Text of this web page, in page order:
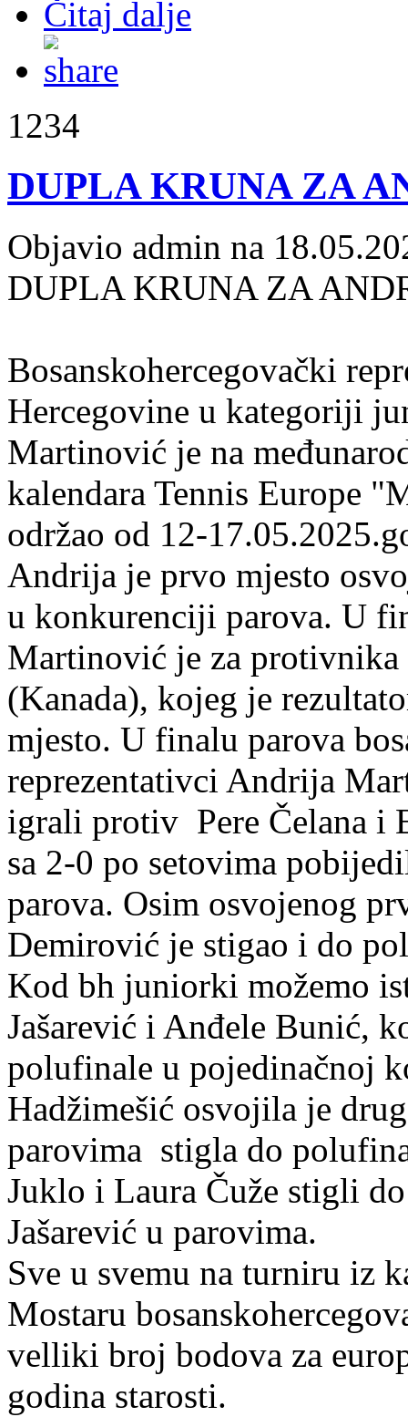
Čitaj dalje
1234
DUPLA KRUNA ZA
Objavio admin na
DUPLA KRUNA ZA
Bosanskohercegovački
Hercegovine u kategoriji
Martinović je na
kalendara Tennis Europe
održao od 12-
Andrija je prvo mjesto
u konkurenciji parova. U
Martinović je za
(Kanada), kojeg je
mjesto. U finalu parova
reprezentativci Andrija
igrali protiv Pere Čelana i
sa 2-0 po setovima
parova. Osim osvojenog
Demirović je stigao i do
Kod bh juniorki možemo
Jašarević i Anđele Bunić,
polufinale u pojedinačnoj
Hadžimešić osvojila je
parovima stigla do
Juklo i Laura Čuže stigli
Jašarević u parovima.
Sve u svemu na turniru iz
Mostaru
velliki broj bodova za
godina starosti.